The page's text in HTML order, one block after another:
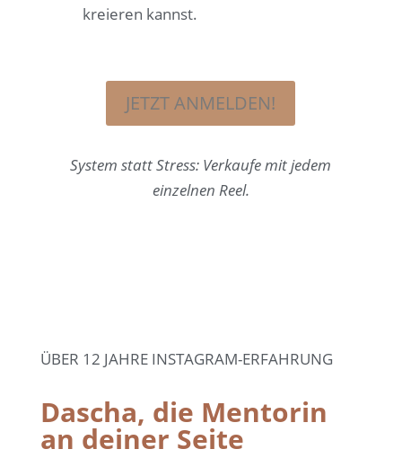
kreieren kannst.
JETZT ANMELDEN!
System statt Stress: Verkaufe mit jedem
einzelnen Reel.
ÜBER 12 JAHRE INSTAGRAM-ERFAHRUNG
Dascha, die Mentorin
an deiner Seite